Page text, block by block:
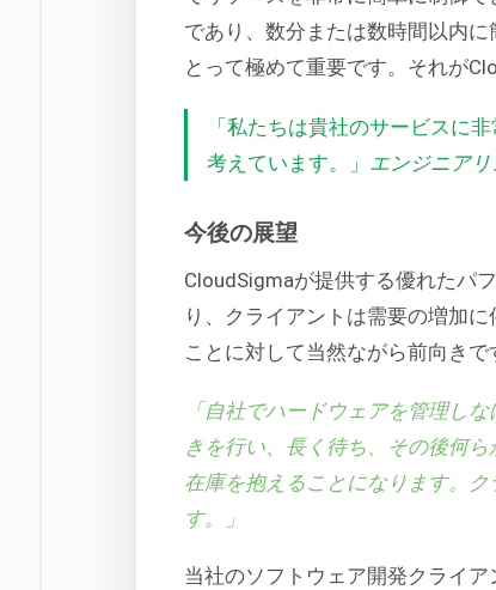
であり、数分または数時間以内
とって極めて重要です。それが
「私たちは貴社のサービスに
考えています。」 エンジニアリ
今後の展望
CloudSigmaが提供する優れたパ
り、クライアントは需要の増加
ことに対して当然ながら前向きで
「自社でハードウェアを管理し
きを行い、長く待ち、その後何
在庫を抱えることになります。
す。」
当社のソフトウェア開発クライ